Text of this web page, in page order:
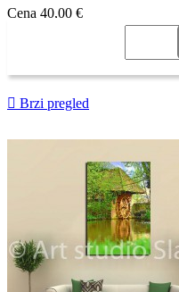
Cena 40,00 €
 Brzi pregled